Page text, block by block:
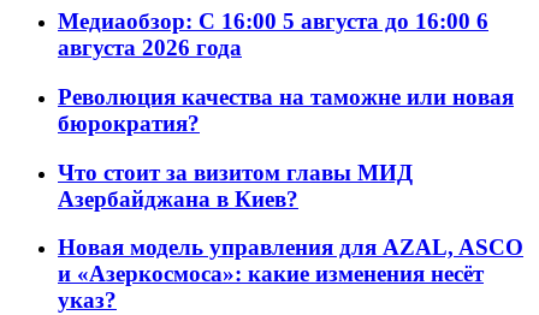
Медиаобзор: С 16:00 5 августа до 16:00 6
августа 2026 года
Революция качества на таможне или новая
бюрократия?
Что стоит за визитом главы МИД
Азербайджана в Киев?
Новая модель управления для AZAL, ASCO
и «Азеркосмоса»: какие изменения несёт
указ?